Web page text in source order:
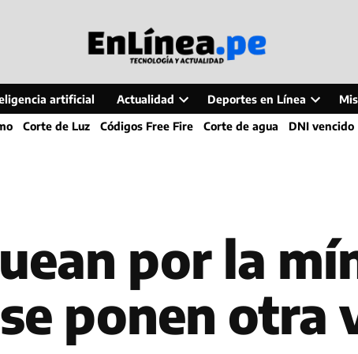
artificial Actualidad
Open
dropdown
Deportes en Línea
Open
dropdown
Corte de Luz Códigos Free Fire Corte de agua DNI vencido
por la
ponen otra